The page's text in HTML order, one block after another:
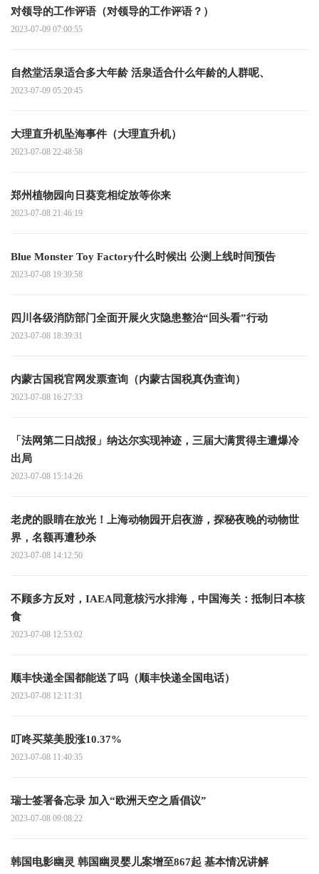
对领导的工作评语（对领导的工作评语？）
2023-07-09 07:00:55
自然堂活泉适合多大年龄 活泉适合什么年龄的人群呢、
2023-07-09 05:20:45
大理直升机坠海事件（大理直升机）
2023-07-08 22:48:58
郑州植物园向日葵竞相绽放等你来
2023-07-08 21:46:19
Blue Monster Toy Factory什么时候出 公测上线时间预告
2023-07-08 19:39:58
四川各级消防部门全面开展火灾隐患整治“回头看”行动
2023-07-08 18:39:31
内蒙古国税官网发票查询（内蒙古国税真伪查询）
2023-07-08 16:27:33
「法网第二日战报」纳达尔实现神迹，三届大满贯得主遭爆冷
出局
2023-07-08 15:14:26
老虎的眼睛在放光！上海动物园开启夜游，探秘夜晚的动物世
界，名额再遭秒杀
2023-07-08 14:12:50
不顾多方反对，IAEA同意核污水排海，中国海关：抵制日本核
食
2023-07-08 12:53:02
顺丰快递全国都能送了吗（顺丰快递全国电话）
2023-07-08 12:11:31
叮咚买菜美股涨10.37%
2023-07-08 11:40:35
瑞士签署备忘录 加入“欧洲天空之盾倡议”
2023-07-08 09:08:22
韩国电影幽灵 韩国幽灵婴儿案增至867起 基本情况讲解